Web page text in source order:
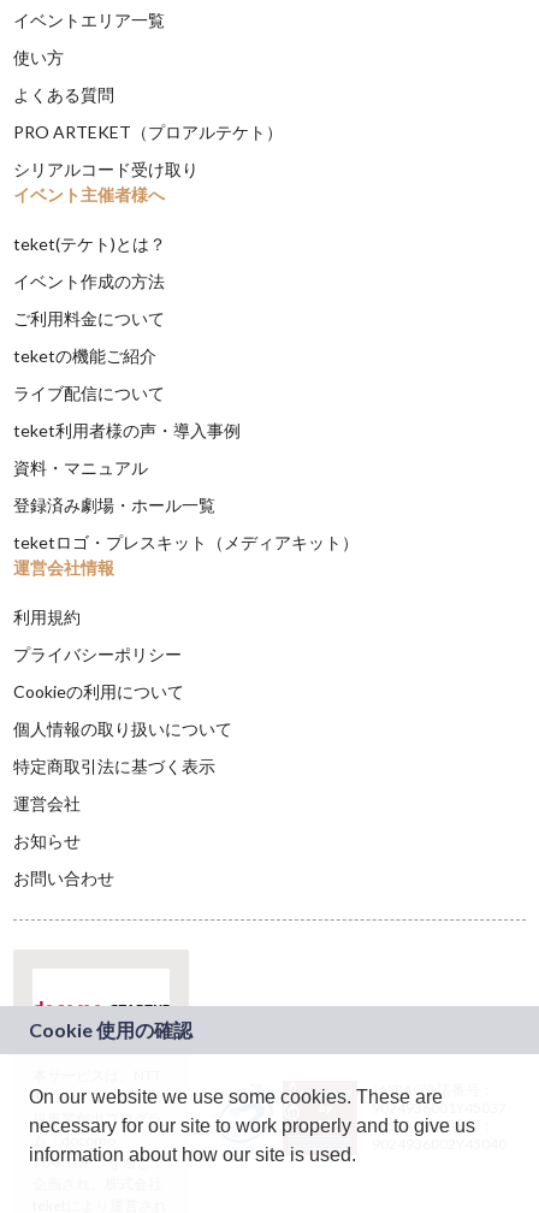
イベントエリア一覧
使い方
よくある質問
PRO ARTEKET（プロアルテケト）
シリアルコード受け取り
イベント主催者様へ
teket(テケト)とは？
イベント作成の方法
ご利用料金について
teketの機能ご紹介
ライブ配信について
teket利用者様の声・導入事例
資料・マニュアル
登録済み劇場・ホール一覧
teketロゴ・プレスキット（メディアキット）
運営会社情報
利用規約
プライバシーポリシー
Cookieの利用について
個人情報の取り扱いについて
特定商取引法に基づく表示
運営会社
お知らせ
お問い合わせ
ドコモグループの新
規事業創出プログラ
ム「docomo
STARTUP」を通じて
JASRAC許諾番号：
9024936001Y45037
JASRAC許諾番号：
On our website we use some cookies. These are
necessary for our site to work properly and to give us
information about how our site is used.